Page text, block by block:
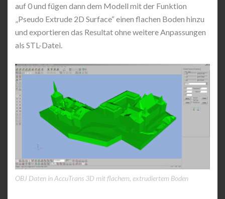
auf 0 und fügen dann dem Modell mit der Funktion
„Pseudo Extrude 2D Surface“ einen flachen Boden hinzu
und exportieren das Resultat ohne weitere Anpassungen
als STL-Datei.
OBJ Daten in AccuTrans 3D mit flachem, extrudiertem Boden